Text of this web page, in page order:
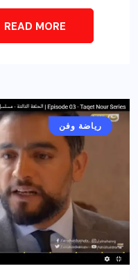
READ MORE
أخبار عامة
رياضة وفن